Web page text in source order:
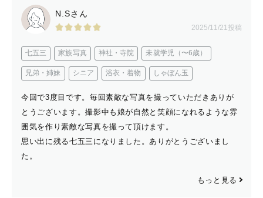
に必要なことだけお伺いするように致しますのでお気軽に
ご連絡ください。
オーケストラでフルートを10年間吹いてました。楽器と
一緒の撮影では、音色が聞こえるようなお写真をお撮りし
国内旅行が大好きで、特に北海道の美瑛町は毎年必ず訪れ
るほどスポットを知り尽くしています。美瑛や富良野での
ウェディング写真、旅行の記念の写真をぜひ撮影させてく
ださい♡
N.Sさん
2025/11/21投稿
七五三 家族写真 神社・寺院 未就学児（〜6歳）
兄弟・姉妹 シニア 浴衣・着物 しゃぼん玉
今回で3度目です。毎回素敵な写真を撮っていただきありが
とうございます。撮影中も娘が自然と笑顔になれるような雰
囲気を作り素敵な写真を撮って頂けます。
思い出に残る七五三になりました。ありがとうございまし
た。
もっと見る